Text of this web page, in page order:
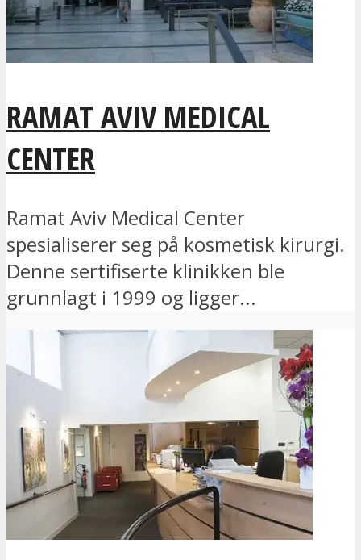
RAMAT AVIV MEDICAL
CENTER
Ramat Aviv Medical Center
spesialiserer seg på kosmetisk kirurgi.
Denne sertifiserte klinikken ble
grunnlagt i 1999 og ligger...